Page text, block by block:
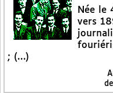
Née le
vers
; (…)